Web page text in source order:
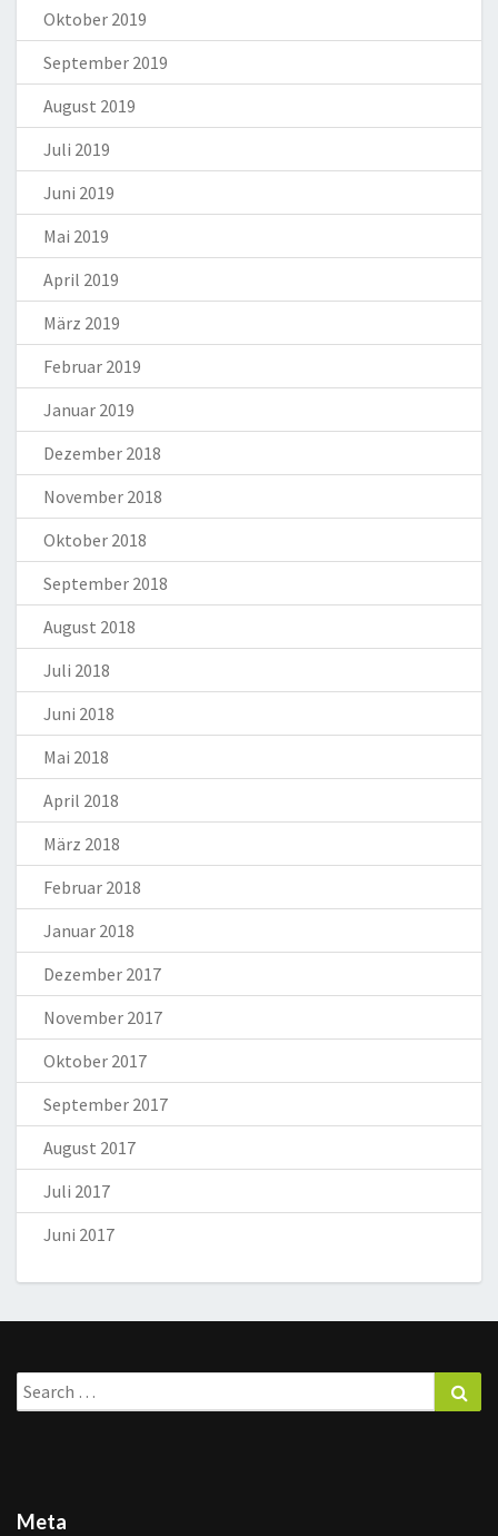
Oktober 2019
September 2019
August 2019
Juli 2019
Juni 2019
Mai 2019
April 2019
März 2019
Februar 2019
Januar 2019
Dezember 2018
November 2018
Oktober 2018
September 2018
August 2018
Juli 2018
Juni 2018
Mai 2018
April 2018
März 2018
Februar 2018
Januar 2018
Dezember 2017
November 2017
Oktober 2017
September 2017
August 2017
Juli 2017
Juni 2017
Search
for:
Meta